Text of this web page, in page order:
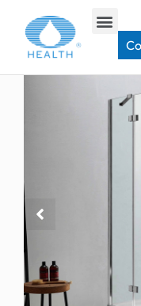
Porte de douche